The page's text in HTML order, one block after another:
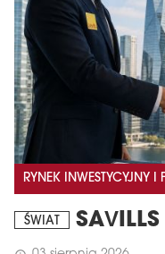
RYNEK INWESTYCYJNY I
ŚWIAT SAVILLS